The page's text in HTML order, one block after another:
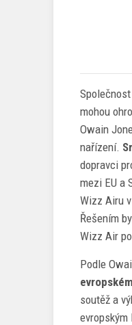
Společnost
mohou
Owain
nařízení.
dopravci
mezi EU a
Wizz Airu
Řešením
Wizz Air
Podle
soutěž a
evropským